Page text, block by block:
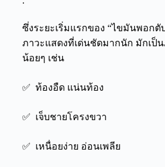
ซึ่งระยะเริ่มแรกของ “ไขมันพอกตั
ภาวะแสดงที่เด่นชัดมากนัก มักเป็น
น้อยๆ เช่น
✅ ท้องอืด แน่นท้อง
✅ เจ็บชายโครงขวา
✅ เหนื่อยง่าย อ่อนเพลีย